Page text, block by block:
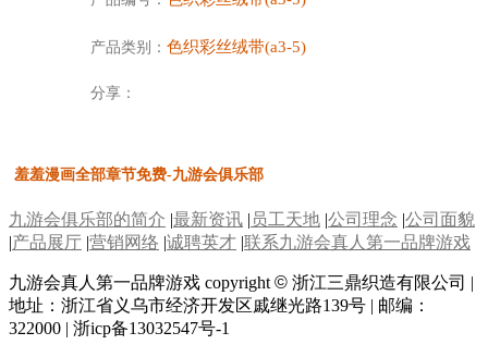
产品类别： 色织彩丝绒带(a3-5)
分享：
羞羞漫画全部章节免费-九游会俱乐部
九游会俱乐部的简介 |最新资讯 | 员工天地 |公司理念 |公司面貌
|产品展厅 |营销网络 |诚聘英才 |联系九游会真人第一品牌游戏
九游会真人第一品牌游戏 copyright © 浙江三鼎织造有限公司 |
地址：浙江省义乌市经济开发区戚继光路139号 | 邮编：
322000 | 浙icp备13032547号-1